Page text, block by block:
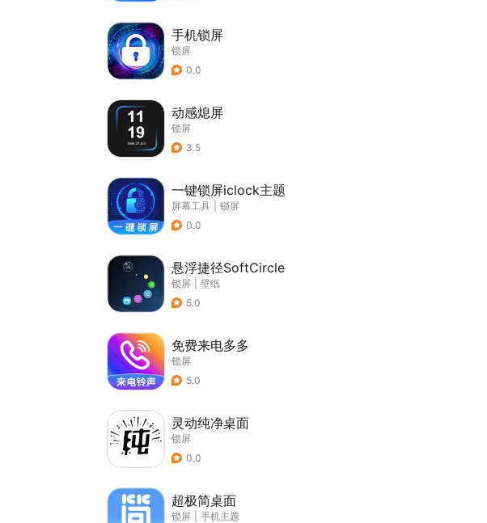
手机锁屏
锁屏
0.0
动感熄屏
锁屏
3.5
一键锁屏iclock主题
屏幕工具
锁屏
0.0
悬浮捷径SoftCircle
锁屏
壁纸
5.0
免费来电多多
锁屏
5.0
灵动纯净桌面
锁屏
0.0
超极简桌面
锁屏
手机主题